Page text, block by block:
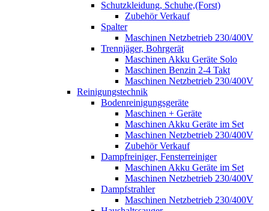
Schutzkleidung, Schuhe,(Forst)
Zubehör Verkauf
Spalter
Maschinen Netzbetrieb 230/400V
Trennjäger, Bohrgerät
Maschinen Akku Geräte Solo
Maschinen Benzin 2-4 Takt
Maschinen Netzbetrieb 230/400V
Reinigungstechnik
Bodenreinigungsgeräte
Maschinen + Geräte
Maschinen Akku Geräte im Set
Maschinen Netzbetrieb 230/400V
Zubehör Verkauf
Dampfreiniger, Fensterreiniger
Maschinen Akku Geräte im Set
Maschinen Netzbetrieb 230/400V
Dampfstrahler
Maschinen Netzbetrieb 230/400V